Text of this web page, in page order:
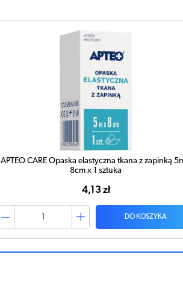
APTEO CARE Opaska elastyczna tkana z zapinką
8cm x 1 sztuka
4,13 zł
DO KOSZYKA